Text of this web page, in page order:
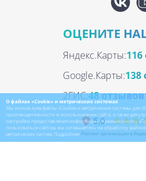
ОЦЕНИТЕ
Яндекс.Карты:
Google.Карты:138
2ГИС:48 отзывов
О файлах «Cookie» и метрических системах
Мы используем файлы «Cookie» и метрические системы для
производительности и использовании сайта, а также для
настройки предоставления информации. Нажимая кнопку
пользоваться сайтом, вы соглашаетесь на обработку
метрических систем. Подробнее